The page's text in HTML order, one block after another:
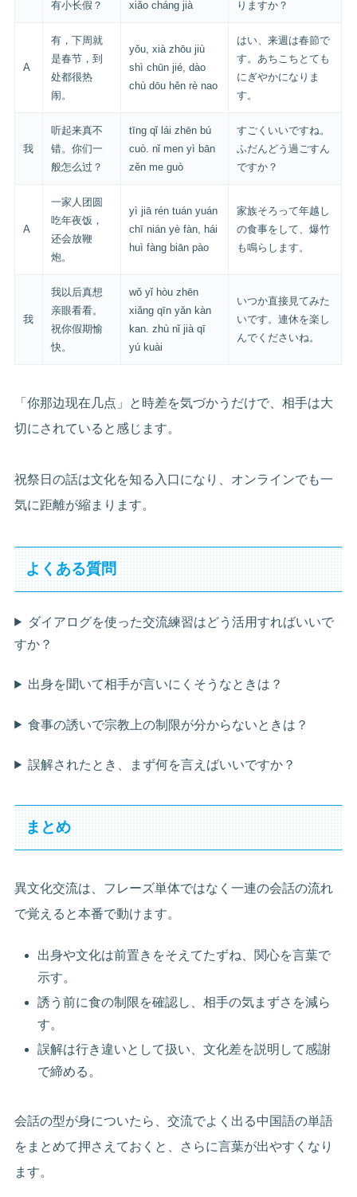
有小长假？
xiǎo cháng jià
りますか？
A
有，下周就
是春节，到
处都很热
闹。
yǒu, xià zhōu jiù
shì chūn jié, dào
chù dōu hěn rè nao
はい、来週は春節で
す。あちこちとても
にぎやかになりま
す。
我
听起来真不
错。你们一
般怎么过？
tīng qǐ lái zhēn bú
cuò. nǐ men yì bān
zěn me guò
すごくいいですね。
ふだんどう過ごすん
ですか？
A
一家人团圆
吃年夜饭，
还会放鞭
炮。
yì jiā rén tuán yuán
chī nián yè fàn, hái
huì fàng biān pào
家族そろって年越し
の食事をして、爆竹
も鳴らします。
我
我以后真想
亲眼看看。
祝你假期愉
快。
wǒ yǐ hòu zhēn
xiǎng qīn yǎn kàn
kan. zhù nǐ jià qī
yú kuài
いつか直接見てみた
いです。連休を楽し
んでくださいね。
「你那边现在几点」と時差を気づかうだけで、相手は大
切にされていると感じます。
祝祭日の話は文化を知る入口になり、オンラインでも一
気に距離が縮まります。
よくある質問
ダイアログを使った交流練習はどう活用すればいいで
すか？
出身を聞いて相手が言いにくそうなときは？
食事の誘いで宗教上の制限が分からないときは？
誤解されたとき、まず何を言えばいいですか？
まとめ
異文化交流は、フレーズ単体ではなく一連の会話の流れ
で覚えると本番で動けます。
出身や文化は前置きをそえてたずね、関心を言葉で
示す。
誘う前に食の制限を確認し、相手の気まずさを減ら
す。
誤解は行き違いとして扱い、文化差を説明して感謝
で締める。
会話の型が身についたら、交流でよく出る中国語の単語
をまとめて押さえておくと、さらに言葉が出やすくなり
ます。